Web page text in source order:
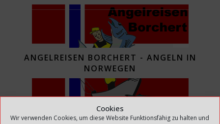
Cookies
Wir verwenden Cookies, um diese Website Funktionsfähig zu halten und
ANGELREISEN BORCHERT - ANGELN IN
NORWEGEN